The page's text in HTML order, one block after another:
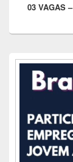
post:
03 VAGAS
Área